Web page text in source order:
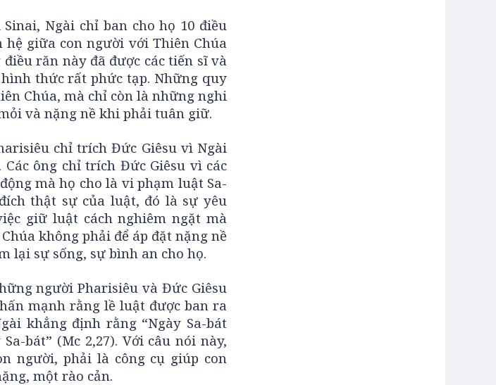
Ngài chỉ ban cho họ 10 điều
giữa con người với Thiên Chúa
răn này đã được các tiến sĩ và
thức rất phức tạp. Những quy
Chúa, mà chỉ còn là những nghi
và nặng nề khi phải tuân giữ.
chỉ trích Đức Giêsu vì Ngài
ông chỉ trích Đức Giêsu vì các
mà họ cho là vi phạm luật Sa-
thật sự của luật, đó là sự yêu
giữ luật cách nghiêm ngặt mà
không phải để áp đặt nặng nề
lại sự sống, sự bình an cho họ.
người Pharisiêu và Đức Giêsu
mạnh rằng lề luật được ban ra
khẳng định rằng “Ngày Sa-bát
bát” (Mc 2,27). Với câu nói này,
người, phải là công cụ giúp con
một rào cản.